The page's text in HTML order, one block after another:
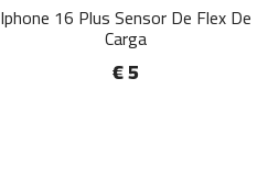
Iphone 16 Plus Sensor De Flex De
Carga
€ 5